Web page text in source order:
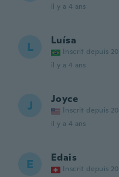
il y a 4 ans
L Luísa
Inscrit depuis
il y a 4 ans
J Joyce
Inscrit depuis
il y a 4 ans
E Edais
Inscrit depuis